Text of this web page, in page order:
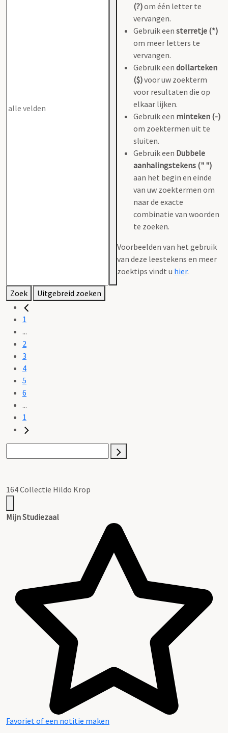
(?)om één letter te
vervangen.
Gebruik een sterretje (*)
om meer letters te
vervangen.
Gebruik een dollarteken
($)voor uw zoekterm
voor resultaten die op
elkaar lijken.
Gebruik een minteken (-)
om zoektermen uit te
sluiten.
Gebruik een Dubbele
aanhalingstekens (" ")
aan het begin en einde
van uw zoektermen om
naar de exacte
combinatie van woorden
te zoeken.
Voorbeelden van het gebruik
van deze leestekens en meer
zoektips vindt u hier.
Zoek Uitgebreid zoeken
1
...
2
3
4
5
6
...
1
164 Collectie Hildo Krop
Mijn Studiezaal
Favoriet of een notitie maken